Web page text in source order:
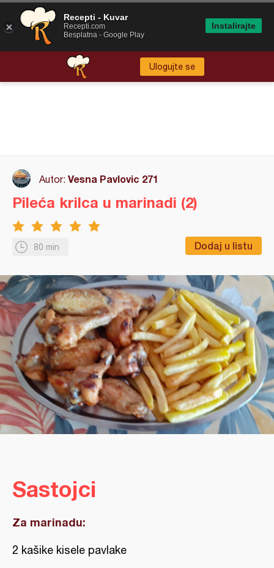
Ulogujte se
Autor: Vesna Pavlovic 271
80 min Dodaj u listu
Pileća krilca u marinadi (2)
Sastojci
Za marinadu:
2 kašike kisele pavlake
Recepti - Kuvar
Recepti.com
Besplatna - Google Play
Instalirajte